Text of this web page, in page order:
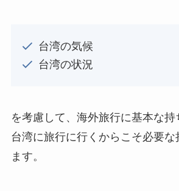
台湾の気候
台湾の状況
を考慮して、海外旅行に基本な持
台湾に旅行に行くからこそ必要な
ます。